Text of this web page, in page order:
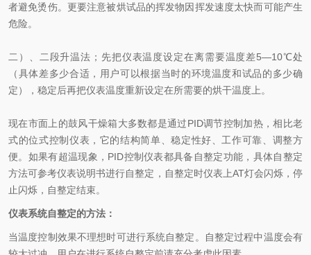
者避免烫伤。更要注意被烘试品的挥发物因挥发速度太快而可能产生
危险。
二）、二段升温法；先把仪表温度设定在离需要温度差5—10℃处
（具体差多少合适，用户可以根据当时的环境温度和试品的多少确
定），稳定后再把仪表温度重新设定在所需要的烘干温度上。
现在市面上的鼓风干燥箱大多数都是通过PID调节控制加热，相比老
式的位式控制仪表，它的结构简单、稳定性好、工作可靠、调整方
便。如果有超温现象，PID控制仪表都具备自整定功能，具体自整定
方法可参考仪表说明书进行自整定，自整定时仪表上AT灯会闪烁，停
止闪烁，自整定结束。
仪表系统自整定的方法：
当温度控制效果不理想时可进行系统自整定。自整定过程中温度会有